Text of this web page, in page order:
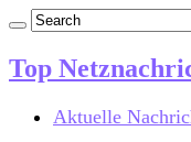
Top
Aktuelle